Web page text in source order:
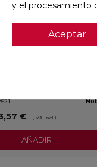
MONOMANDO DE
CROMO BRILLO
€ (IVA incl.)
AÑADIR
y el procesamiento
Aceptar